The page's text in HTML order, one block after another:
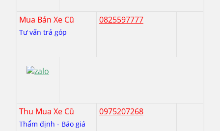
Mua Bán Xe Cũ
Tư vấn trả góp
0825597777
Thu Mua Xe Cũ
Thẩm định - Báo giá
0975207268